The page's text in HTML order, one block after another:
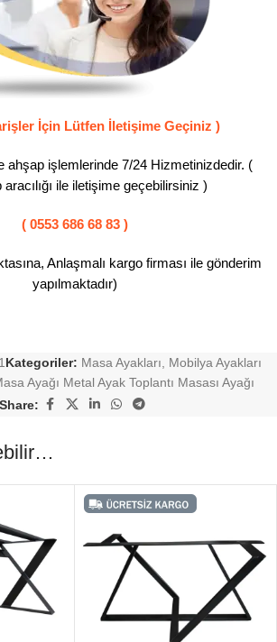
İçin Lütfen İletişime Geçiniz )
ahşap işlemlerinde 7/24 Hizmetinizdedir. (
ile iletişime geçebilirsiniz )
( 0553 686 68 83 )
Anlaşmalı kargo firması ile gönderim
yapılmaktadır)
Kategoriler: Masa Ayakları, Mobilya Ayakları
Ayağı Metal Ayak Toplantı Masası Ayağı
Share: